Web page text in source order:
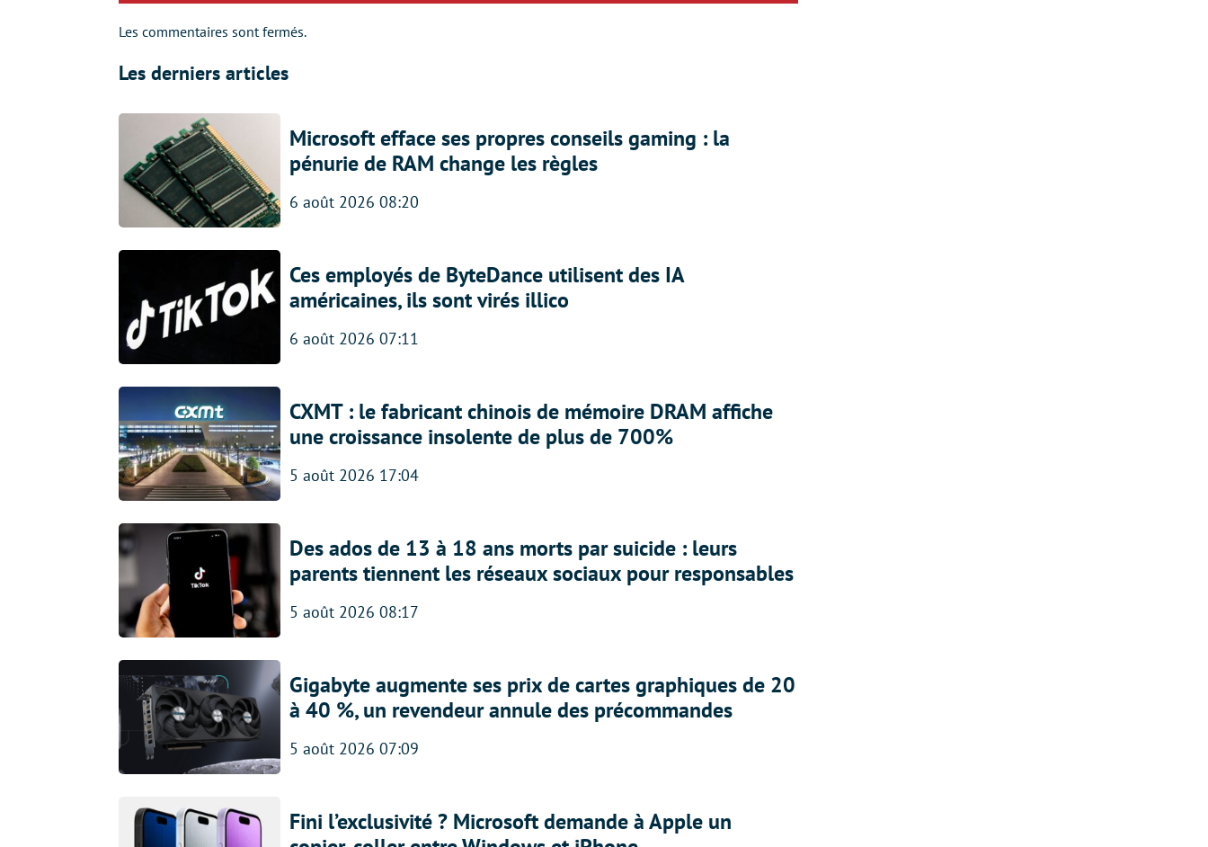
Les commentaires sont fermés.
Les derniers articles
Microsoft efface ses propres conseils gaming : la
pénurie de RAM change les règles
6 août 2026 08:20
Ces employés de ByteDance utilisent des IA
américaines, ils sont virés illico
6 août 2026 07:11
CXMT : le fabricant chinois de mémoire DRAM affiche
une croissance insolente de plus de 700%
5 août 2026 17:04
Des ados de 13 à 18 ans morts par suicide : leurs
parents tiennent les réseaux sociaux pour responsables
5 août 2026 08:17
Gigabyte augmente ses prix de cartes graphiques de 20
à 40 %, un revendeur annule des précommandes
5 août 2026 07:09
Fini l’exclusivité ? Microsoft demande à Apple un